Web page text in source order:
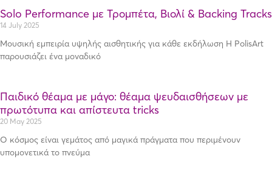
Solo Performance με Τρομπέτα, Βιολί & Backing Tracks
14 July 2025
Μουσική εμπειρία υψηλής αισθητικής για κάθε εκδήλωση Η PolisArt
παρουσιάζει ένα μοναδικό
Παιδικό θέαμα με μάγο: θέαμα ψευδαισθήσεων με
πρωτότυπα και απίστευτα tricks
20 May 2025
Ο κόσμος είναι γεμάτος από μαγικά πράγματα που περιμένουν
υπομονετικά το πνεύμα